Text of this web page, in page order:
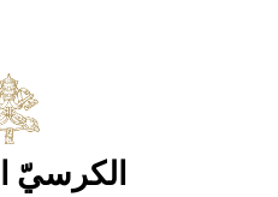
الكرسيّ